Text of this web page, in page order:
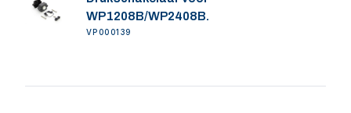
WP1208B/WP2408B.
VP000139